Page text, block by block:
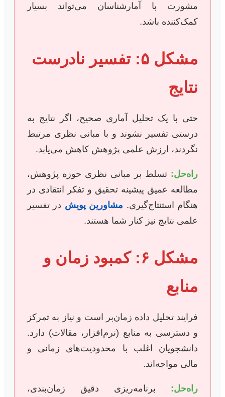
مشورت با آمارشناسان می‌تواند بسیار
کمک‌کننده باشد.
مشکل ۵: تفسیر نادرست
نتایج
حتی با یک تحلیل آماری صحیح، اگر نتایج به
درستی تفسیر نشوند و با مبانی نظری مرتبط
نگردند، ارزش علمی پژوهش کاهش می‌یابد.
راه‌حل: تسلط بر مبانی نظری حوزه پژوهش،
مطالعه عمیق پیشینه تحقیق و تفکر انتقادی در
هنگام استنتاج‌گیری. مشاورین پویش در تفسیر
علمی نتایج نیز کنار شما هستند.
مشکل ۶: کمبود زمان و
منابع
فرایند تحلیل داده زمان‌بر است و نیاز به تمرکز
و دسترسی به منابع (نرم‌افزار، مقالات) دارد.
دانشجویان اغلب با محدودیت‌های زمانی و
مالی مواجه‌اند.
راه‌حل: برنامه‌ریزی دقیق زمان‌بندی،